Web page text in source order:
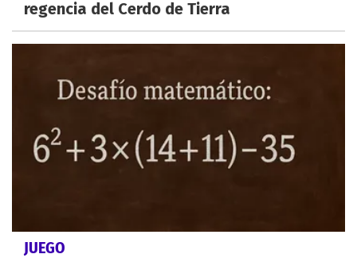
regencia del Cerdo de Tierra
JUEGO